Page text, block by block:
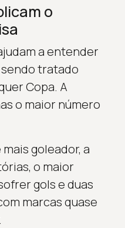
o
a entender
tratado
Copa. A
o maior número
goleador, a
o maior
gols e duas
marcas quase